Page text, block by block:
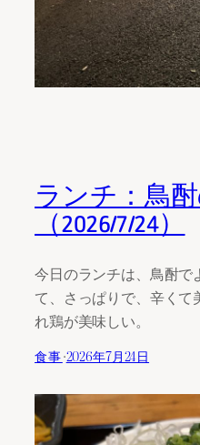
ランチ：鳥
（2026/7/24）
今日のランチは、鳥酎で
て、さっぱりで、辛く
れ鶏が美味しい。
食事·2026年7月24日